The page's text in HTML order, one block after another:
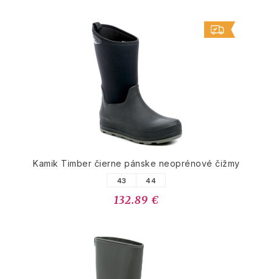
Kamik Timber čierne pánske neoprénové čižmy
43 44
132.89 €